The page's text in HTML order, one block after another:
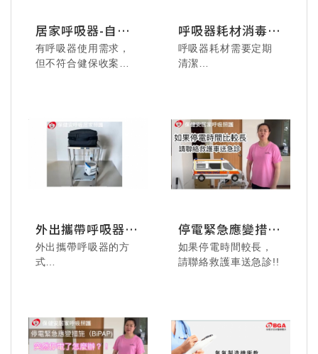
115.08.02 德安居家-
魔女宅急便音樂劇，
115.08.02 德安居家-
飛進奇幻世界，心被
居家呼吸器-自費
租賃說明
有呼吸器使用需求，
但不符合健保收案條
呼吸器耗材消毒-
BiPAP
呼吸器耗材需要定期
清潔
外出攜帶呼吸器方
式
外出攜帶呼吸器的方
式
停電緊急應變措施
~氣切個案
如果停電時間較長，
請聯絡救護車送急診!!